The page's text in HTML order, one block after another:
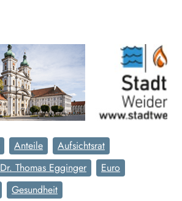
Anteile
Aufsichtsrat
Dr. Thomas Egginger
Euro
Gesundheit